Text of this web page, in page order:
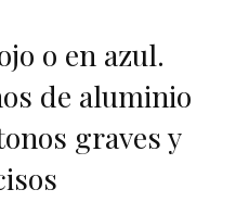
o en azul.
de aluminio
graves y